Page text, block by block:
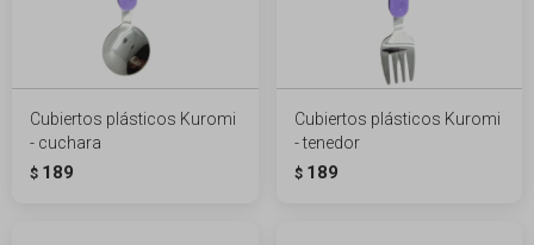
Cubiertos plásticos Kuromi
- cuchara
$ 189
Cubiertos plásticos Kuromi
- tenedor
$ 189